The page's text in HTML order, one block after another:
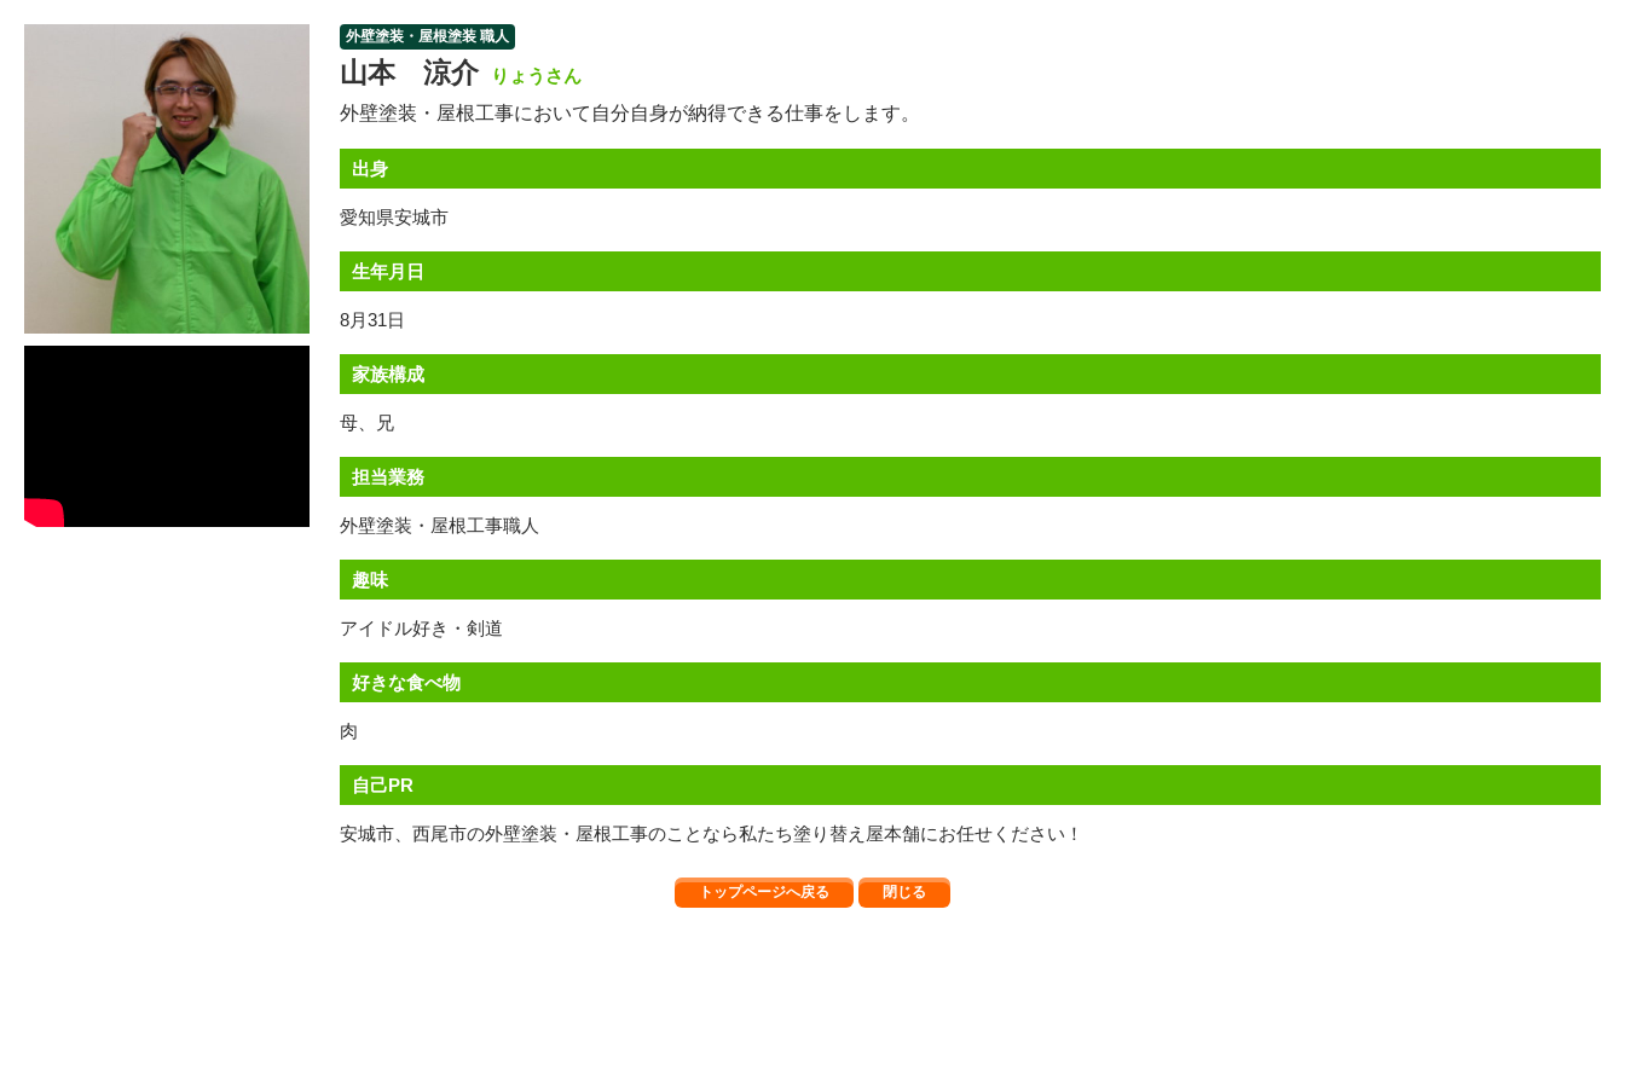
外壁塗装・屋根塗装 職人
山本 涼介
りょうさん
外壁塗装・屋根工事において自分自身が納得できる仕事をします。
出身
愛知県安城市
生年月日
8月31日
家族構成
母、兄
担当業務
外壁塗装・屋根工事職人
趣味
アイドル好き・剣道
好きな食べ物
肉
自己PR
安城市、西尾市の外壁塗装・屋根工事のことなら私たち塗り替え屋本舗にお任せください！
トップページへ戻る 閉じる